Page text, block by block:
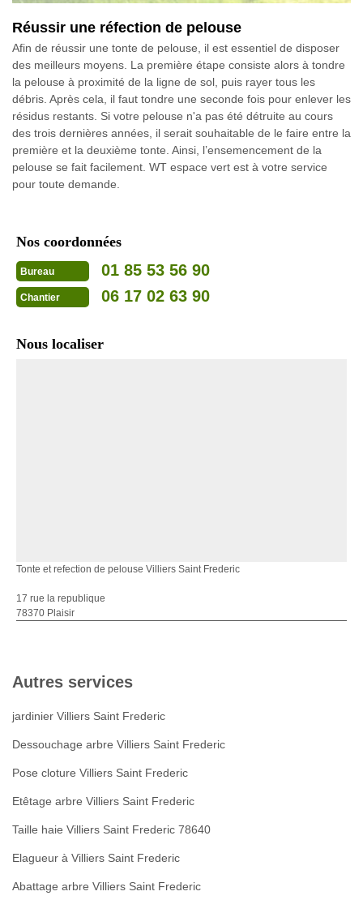
Réussir une réfection de pelouse
Afin de réussir une tonte de pelouse, il est essentiel de disposer
des meilleurs moyens. La première étape consiste alors à tondre
la pelouse à proximité de la ligne de sol, puis rayer tous les
débris. Après cela, il faut tondre une seconde fois pour enlever les
résidus restants. Si votre pelouse n'a pas été détruite au cours
des trois dernières années, il serait souhaitable de le faire entre la
première et la deuxième tonte. Ainsi, l’ensemencement de la
pelouse se fait facilement. WT espace vert est à votre service
pour toute demande.
Nos coordonnées
Bureau 01 85 53 56 90
Chantier 06 17 02 63 90
Nous localiser
Tonte et refection de pelouse Villiers Saint Frederic
17 rue la republique
78370 Plaisir
Autres services
jardinier Villiers Saint Frederic
Dessouchage arbre Villiers Saint Frederic
Pose cloture Villiers Saint Frederic
Etêtage arbre Villiers Saint Frederic
Taille haie Villiers Saint Frederic 78640
Elagueur à Villiers Saint Frederic
Abattage arbre Villiers Saint Frederic